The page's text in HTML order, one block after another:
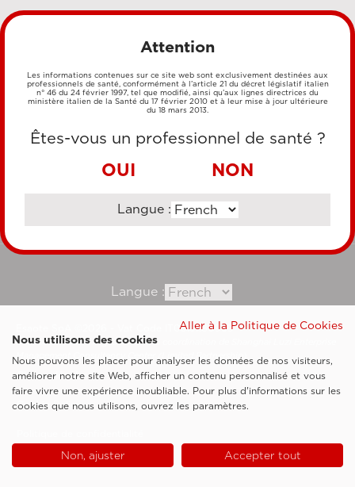
MÉTHODES DE PAIEMENT
VIREMENT BANCAIRE
Langue :
Esaote SpA ©2026 - Vat Code IT05131180969
Société soumise à la gestion et à la coordination de Shanghai Luzi Enterprise
Management Consultancy Center (Limited Partnership)
Clauses légales
Cookie Policy
Attention
Les informations contenues sur ce site web sont exclusivement destinées aux
professionnels de santé, conformément à l’article 21 du décret législatif italien
n° 46 du 24 février 1997, tel que modifié, ainsi qu’aux lignes directrices du
ministère italien de la Santé du 17 février 2010 et à leur mise à jour ultérieure
du 18 mars 2013.
Êtes-vous un professionnel de santé ?
OUI NON
Langue :
Aller à la Politique de Cookies
Nous utilisons des cookies
Nous pouvons les placer pour analyser les données de nos visiteurs,
améliorer notre site Web, afficher un contenu personnalisé et vous
faire vivre une expérience inoubliable. Pour plus d'informations sur les
cookies que nous utilisons, ouvrez les paramètres.
Non, ajuster Accepter tout